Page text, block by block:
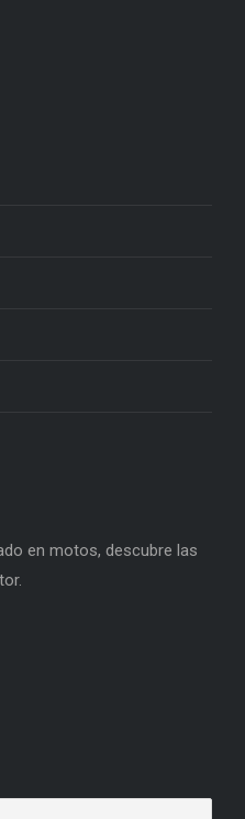
en motos, descubre las